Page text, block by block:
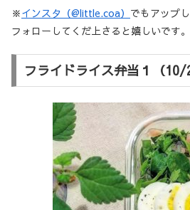
※インスタ（@little.coa） でもアップ
フォローしてくだ上さると嬉しいです。
フライドライス弁当１（10/